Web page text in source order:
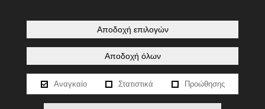
Designed & Developed by FDN GROUP
Αποδοχή επιλογών
Αποδοχή όλων
Αναγκαίο Στατιστικά Προώθησης